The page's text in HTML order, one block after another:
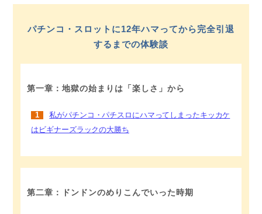
パチンコ・スロットに12年ハマってから完全引退
するまでの体験談
第一章：地獄の始まりは「楽しさ」から
1
私がパチンコ・パチスロにハマってしまったキッカケ
はビギナーズラックの大勝ち
第二章：ドンドンのめりこんでいった時期